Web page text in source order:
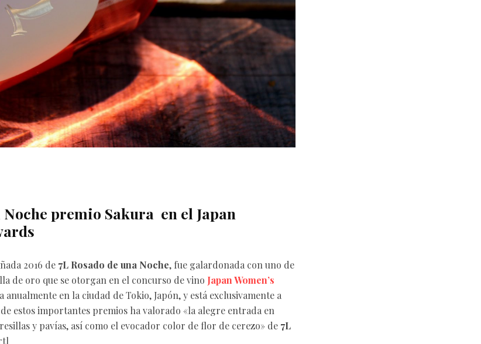
Noche premio Sakura en el Japan
2016 de 7L Rosado de una Noche, fue galardonada con uno de
de oro que se otorgan en el concurso de vino Japan Women’s
anualmente en la ciudad de Tokio, Japón, y está exclusivamente a
estos importantes premios ha valorado «la alegre entrada en
y pavías, así como el evocador color de flor de cerezo» de 7L